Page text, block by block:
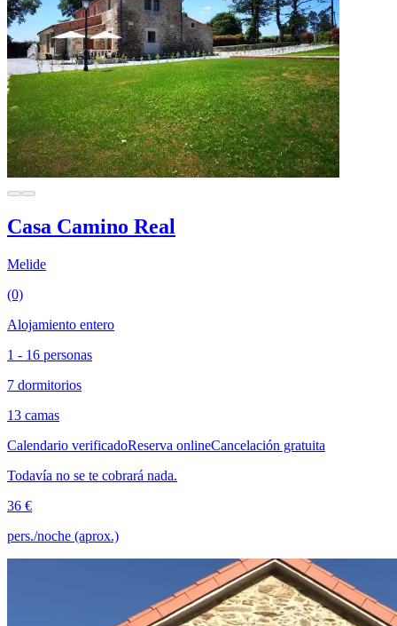
Casa Camino Real
Melide
(0)
Alojamiento entero
1 - 16 personas
7 dormitorios
13 camas
Calendario verificadoReserva onlineCancelación gratuita
Todavía no se te cobrará nada.
36 €
pers./noche (aprox.)